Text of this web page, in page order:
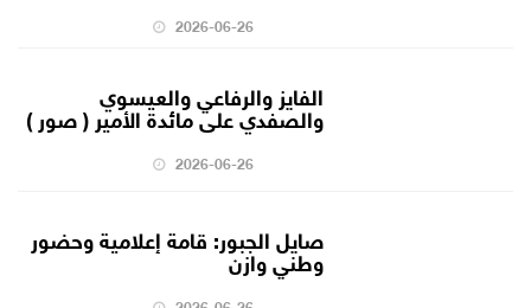
2026-06-26
الفايز والرفاعي والعيسوي
والصفدي على مائدة الأمير ( صور )
2026-06-26
صايل الجبور: قامة إعلامية وحضور
وطني وازن